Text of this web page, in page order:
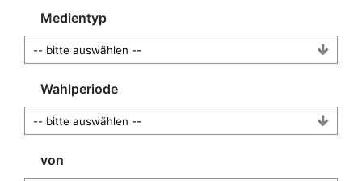
Medientyp
Wahlperiode
von